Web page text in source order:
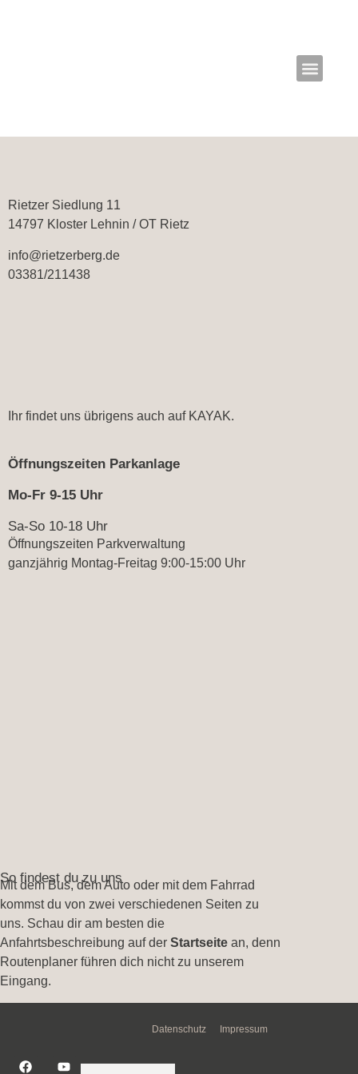
Rietzer Siedlung 11
14797 Kloster Lehnin / OT Rietz
info@rietzerberg.de
03381/211438
Ihr findet uns übrigens auch auf KAYAK.
Öffnungszeiten Parkanlage
Mo-Fr 9-15 Uhr
Sa-So 10-18 Uhr
Öffnungszeiten Parkverwaltung
ganzjährig Montag-Freitag 9:00-15:00 Uhr
So findest du zu uns
Mit dem Bus, dem Auto oder mit dem Fahrrad
kommst du von zwei verschiedenen Seiten zu
uns. Schau dir am besten die
Anfahrtsbeschreibung auf der Startseite an, denn
Routenplaner führen dich nicht zu unserem
Eingang.
Datenschutz Impressum